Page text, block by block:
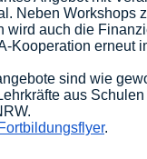
Neben Workshops
wird auch die
Kooperation erneut
sind wie
aus Schulen
Fortbildungsflyer.